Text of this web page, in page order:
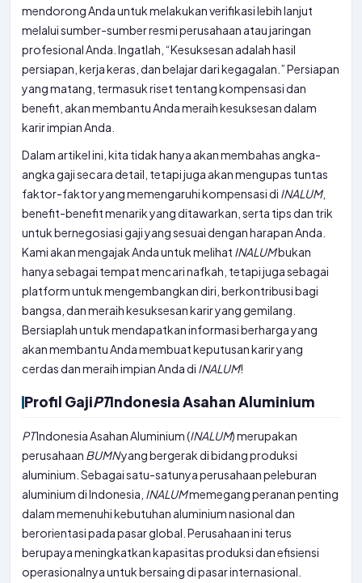
mendorong Anda untuk melakukan verifikasi lebih lanjut
melalui sumber-sumber resmi perusahaan atau jaringan
profesional Anda. Ingatlah, “Kesuksesan adalah hasil
persiapan, kerja keras, dan belajar dari kegagalan.” Persiapan
yang matang, termasuk riset tentang kompensasi dan
benefit, akan membantu Anda meraih kesuksesan dalam
karir impian Anda.
Dalam artikel ini, kita tidak hanya akan membahas angka-
angka gaji secara detail, tetapi juga akan mengupas tuntas
faktor-faktor yang memengaruhi kompensasi di INALUM,
benefit-benefit menarik yang ditawarkan, serta tips dan trik
untuk bernegosiasi gaji yang sesuai dengan harapan Anda.
Kami akan mengajak Anda untuk melihat INALUMbukan
hanya sebagai tempat mencari nafkah, tetapi juga sebagai
platform untuk mengembangkan diri, berkontribusi bagi
bangsa, dan meraih kesuksesan karir yang gemilang.
Bersiaplah untuk mendapatkan informasi berharga yang
akan membantu Anda membuat keputusan karir yang
cerdas dan meraih impian Anda di INALUM!
Profil GajiPTIndonesia Asahan Aluminium
PTIndonesia Asahan Aluminium (INALUM) merupakan
perusahaan BUMNyang bergerak di bidang produksi
aluminium. Sebagai satu-satunya perusahaan peleburan
aluminium di Indonesia, INALUMmemegang peranan penting
dalam memenuhi kebutuhan aluminium nasional dan
berorientasi pada pasar global. Perusahaan ini terus
berupaya meningkatkan kapasitas produksi dan efisiensi
operasionalnya untuk bersaing di pasar internasional.